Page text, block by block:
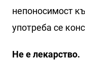
непоносимост
употреба се
Не е лекарство.